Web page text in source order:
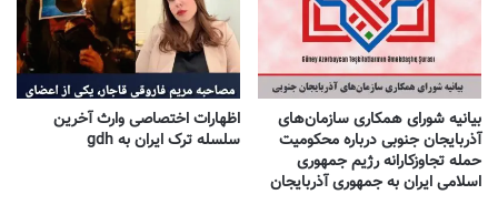
بیانیه شورای همکاری سازمان‌های
آذربایجان جنوبی درباره محکومیت
حمله تجاوزکارانه رژیم جمهوری
اسلامی ایران به جمهوری آذربایجان
اظهارات اختصاصی وارث آخرین
سلسله ترک ایران به gdh